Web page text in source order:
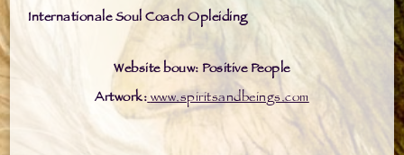
Internationale Soul Coach Opleiding
Website bouw: Positive People
Artwork:www.spiritsandbeings.com